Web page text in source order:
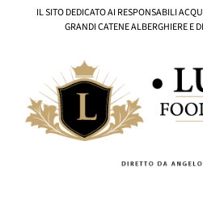
IL SITO DEDICATO AI RESPONSABILI
GRANDI CATENE ALBERGHIERE E